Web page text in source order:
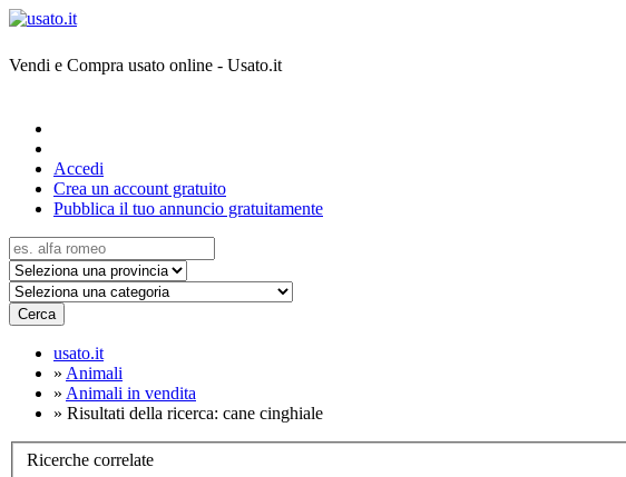
Vendi e Compra usato online - Usato.it
Accedi
Crea un account gratuito
Pubblica il tuo annuncio gratuitamente
Cerca
usato.it
» Animali
» Animali in vendita
» Risultati della ricerca: cane cinghiale
Ricerche correlate